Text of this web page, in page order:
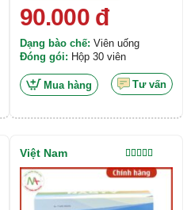
90.000đ
Dạng bào chế: Viên uống
Đóng gói: Hộp 30 viên
Mua hàng Tư vấn
Được xếp
hạng5.00
Việt Nam